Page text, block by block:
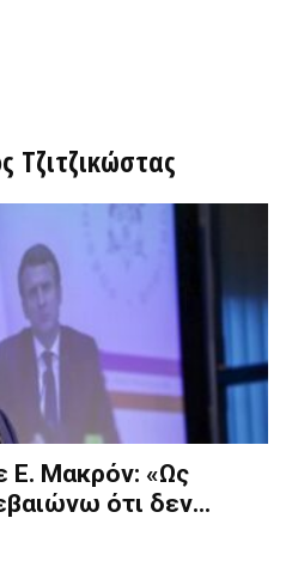
Τζιτζικώστας
Ε. Μακρόν: «Ως
ότι δεν...